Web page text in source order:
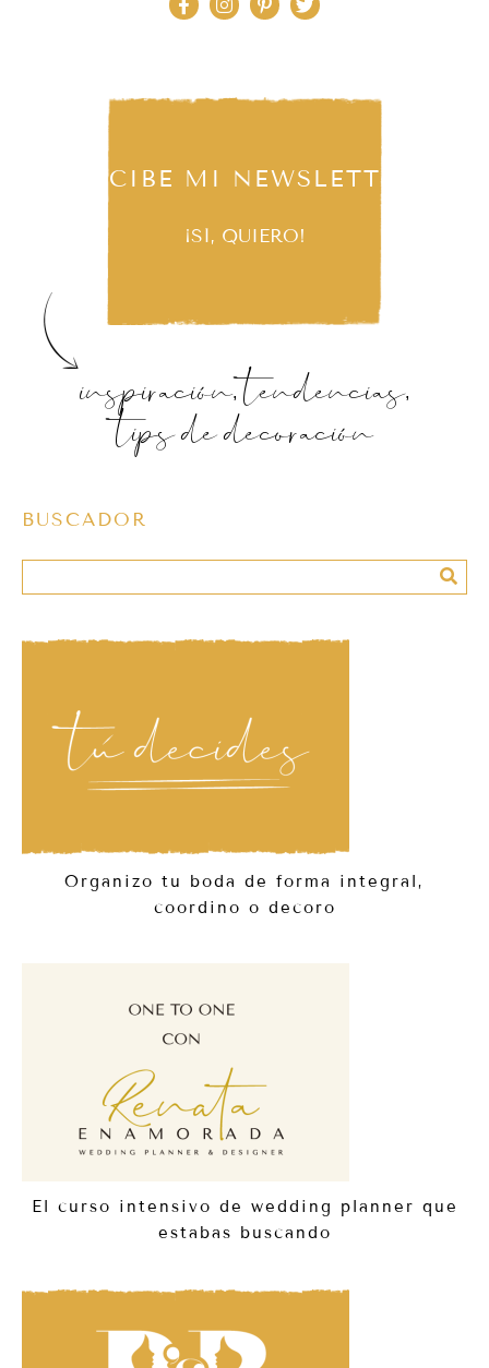
RECIBE MI NEWSLETTER
¡SÍ, QUIERO!
inspiración, tendencias,
tips de decoración
BUSCADOR
Organizo tu boda de forma integral,
coordino o decoro
El curso intensivo de wedding planner que
estabas buscando